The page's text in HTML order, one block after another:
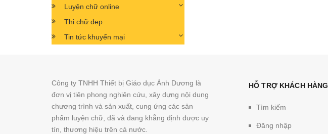
Luyện chữ online
Thi chữ đẹp
Tin tức khuyến mại
Công ty TNHH Thiết bị Giáo dục Ánh Dương là
đơn vị tiên phong nghiên cứu, xây dựng nội dung
chương trình và sản xuất, cung ứng các sản
phẩm luyện chữ, đã và đang khẳng định được uy
tín, thương hiệu trên cả nước.
HỖ TRỢ KHÁCH HÀNG
Tìm kiếm
Đăng nhập